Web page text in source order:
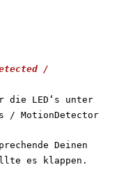
/
die LED‘s unter
/ MotionDetector
Deinen
es klappen.